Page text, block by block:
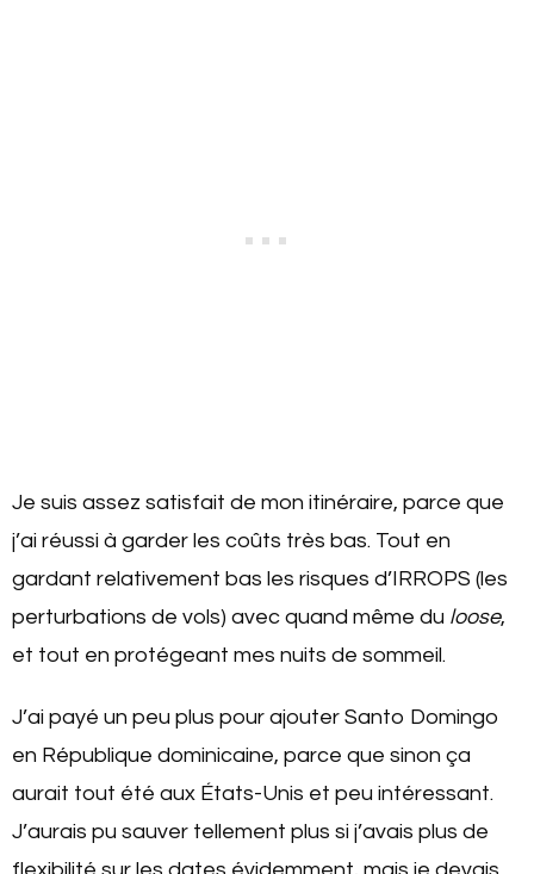
Je suis assez satisfait de mon itinéraire, parce que
j’ai réussi à garder les coûts très bas. Tout en
gardant relativement bas les risques d’IRROPS (les
perturbations de vols) avec quand même du loose,
et tout en protégeant mes nuits de sommeil.
J’ai payé un peu plus pour ajouter Santo Domingo
en République dominicaine, parce que sinon ça
aurait tout été aux États-Unis et peu intéressant.
J’aurais pu sauver tellement plus si j’avais plus de